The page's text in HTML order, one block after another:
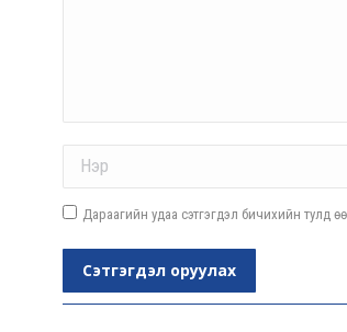
Дараагийн удаа сэтгэгдэл бичихийн тулд
Сэтгэгдэл оруулах